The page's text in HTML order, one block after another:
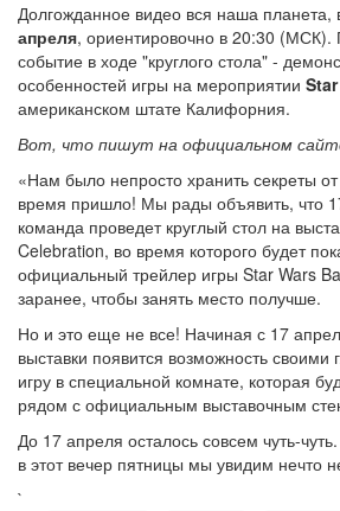
Долгожданное видео вся наша планета,
апреля, ориентировочно в 20:30 (МСК).
событие в ходе "круглого стола" -
особенностей игры на мероприятии
американском штате Калифорния.
Вот, что пишут на официальном
«Нам было непросто хранить секреты
время пришло! Мы рады объявить, что
команда проведет круглый стол на
Celebration, во время которого будет
официальный трейлер игры Star Wars
заранее, чтобы занять место получше.
Но и это еще не все! Начиная с 17
выставки появится возможность своими
игру в специальной комнате, которая
рядом с официальным выставочным
До 17 апреля осталось совсем чуть-
в этот вечер пятницы мы увидим нечто
`